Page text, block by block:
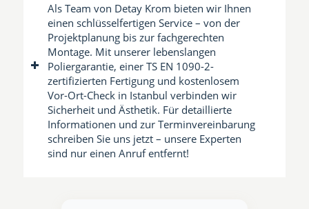
Als Team von Detay Krom bieten wir Ihnen
einen schlüsselfertigen Service – von der
Projektplanung bis zur fachgerechten
Montage. Mit unserer lebenslangen
Poliergarantie, einer TS EN 1090-2-
zertifizierten Fertigung und kostenlosem
Vor-Ort-Check in Istanbul verbinden wir
Sicherheit und Ästhetik. Für detaillierte
Informationen und zur Terminvereinbarung
schreiben Sie uns jetzt – unsere Experten
sind nur einen Anruf entfernt!